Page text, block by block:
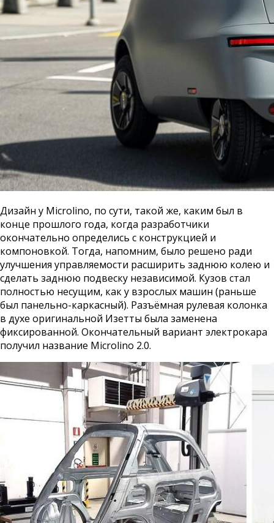
Дизайн у Microlino, по сути, такой же, каким был в
конце прошлого года, когда разработчики
окончательно определись с конструкцией и
компоновкой. Тогда, напомним, было решено ради
улучшения управляемости расширить заднюю колею и
сделать заднюю подвеску независимой. Кузов стал
полностью несущим, как у взрослых машин (раньше
был панельно-каркасный). Разъёмная рулевая колонка
в духе оригинальной Изетты была заменена
фиксированной. Окончательный вариант электрокара
получил название Microlino 2.0.